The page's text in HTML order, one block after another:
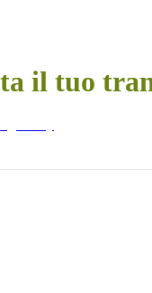
il tuo